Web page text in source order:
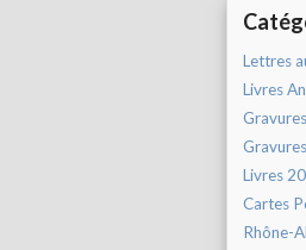
Lettres
Livres
Livres
Cartes
Rhône-